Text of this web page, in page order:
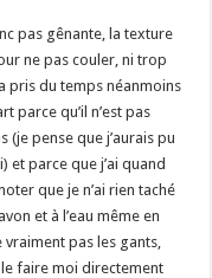
pas gênante, la texture
ne pas couler, ni trop
pris du temps néanmoins
parce qu’il n’est pas
(je pense que j’aurais pu
et parce que j’ai quand
que je n’ai rien taché
et à l’eau même en
vraiment pas les gants,
faire moi directement